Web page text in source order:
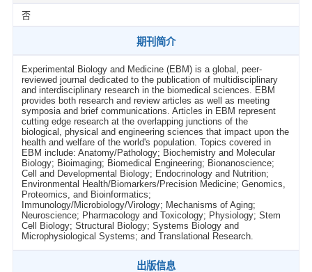
否
期刊简介
Experimental Biology and Medicine (EBM) is a global, peer-
reviewed journal dedicated to the publication of multidisciplinary
and interdisciplinary research in the biomedical sciences. EBM
provides both research and review articles as well as meeting
symposia and brief communications. Articles in EBM represent
cutting edge research at the overlapping junctions of the
biological, physical and engineering sciences that impact upon the
health and welfare of the world's population. Topics covered in
EBM include: Anatomy/Pathology; Biochemistry and Molecular
Biology; Bioimaging; Biomedical Engineering; Bionanoscience;
Cell and Developmental Biology; Endocrinology and Nutrition;
Environmental Health/Biomarkers/Precision Medicine; Genomics,
Proteomics, and Bioinformatics;
Immunology/Microbiology/Virology; Mechanisms of Aging;
Neuroscience; Pharmacology and Toxicology; Physiology; Stem
Cell Biology; Structural Biology; Systems Biology and
Microphysiological Systems; and Translational Research.
出版信息